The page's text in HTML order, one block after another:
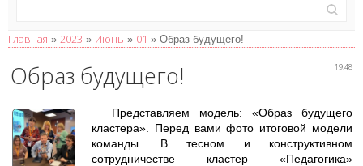
Главная » 2023 » Июнь » 01 » Образ будущего!
19:48
Образ будущего!
Представляем модель: «Образ будущего
кластера». Перед вами фото итоговой модели
команды. В тесном и конструктивном
сотрудничестве кластер «Педагогика»